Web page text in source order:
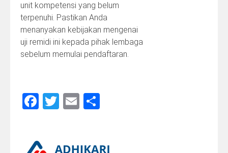
unit kompetensi yang belum
terpenuhi. Pastikan Anda
menanyakan kebijakan mengenai
uji remidi ini kepada pihak lembaga
sebelum memulai pendaftaran.
Facebook
Twitter
Email